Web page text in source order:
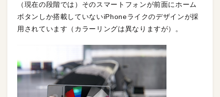
（現在の段階では）そのスマートフォンが前面にホーム
ボタンしか搭載していないiPhoneライクのデザインが採
用されています（カラーリングは異なりますが）。